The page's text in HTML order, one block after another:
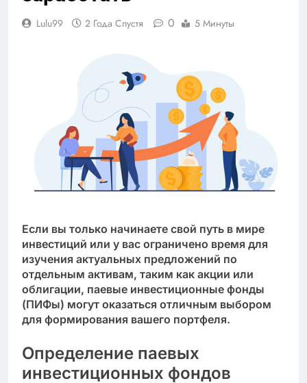
Lulu99 2 Года Спустя 0 5 Минуты
Если вы только начинаете свой путь в мире
инвестиций или у вас ограничено время для
изучения актуальных предложений по
отдельным активам, таким как акции или
облигации, паевые инвестиционные фонды
(ПИФы) могут оказаться отличным выбором
для формирования вашего портфеля.
Определение паевых
инвестиционных фондов